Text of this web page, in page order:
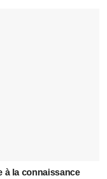
à la connaissance